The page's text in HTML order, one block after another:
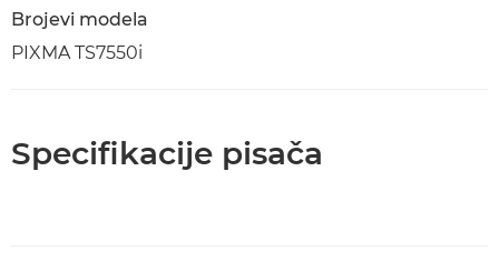
Brojevi modela
PIXMA TS7550i
Specifikacije pisača